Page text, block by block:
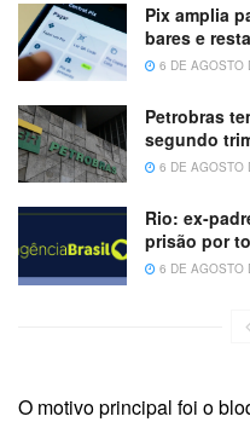
Pix amplia
bares e
6 DE AGOSTO
Petrobras
segundo
6 DE AGOSTO
Rio: ex-
prisão por
6 DE AGOSTO
O motivo principal foi o